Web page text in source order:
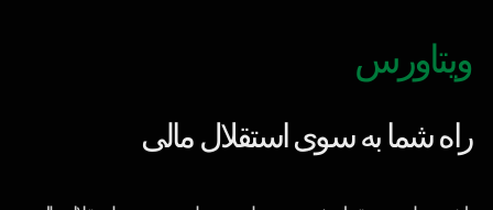
ویتاورس
راه شما به سوی استقلال مالی